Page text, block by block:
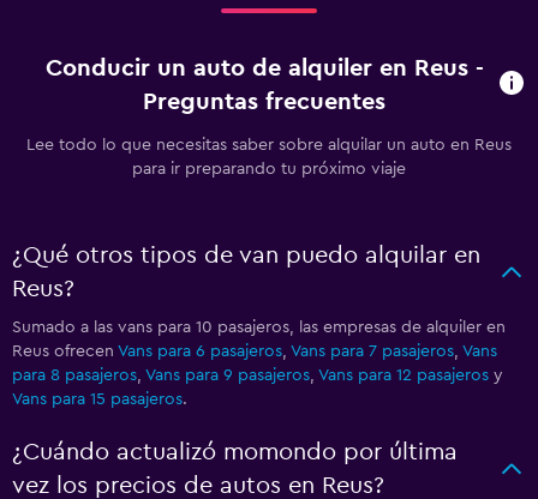
Conducir un auto de alquiler en Reus -
Preguntas frecuentes
Lee todo lo que necesitas saber sobre alquilar un auto en Reus
para ir preparando tu próximo viaje
¿Qué otros tipos de van puedo alquilar en
Reus?
Sumado a las vans para 10 pasajeros, las empresas de alquiler en
Reus ofrecen Vans para 6 pasajeros, Vans para 7 pasajeros, Vans
para 8 pasajeros, Vans para 9 pasajeros, Vans para 12 pasajeros y
Vans para 15 pasajeros.
¿Cuándo actualizó momondo por última
vez los precios de autos en Reus?